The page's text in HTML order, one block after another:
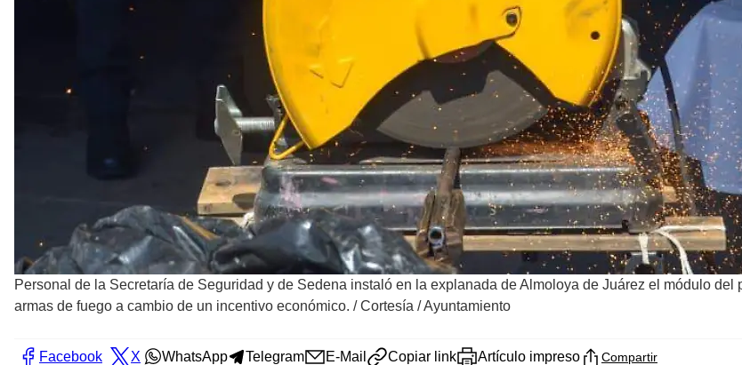
Personal de la Secretaría de Seguridad y de Sedena instaló en la explanada de Almoloya de Juárez el módulo
armas de fuego a cambio de un incentivo económico. /Cortesía / Ayuntamiento
Facebook X WhatsApp Telegram E-Mail Copiar link Artículo impreso Compartir